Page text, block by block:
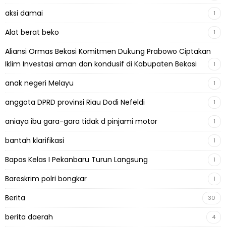
aksi damai 1
Alat berat beko 1
Aliansi Ormas Bekasi Komitmen Dukung Prabowo Ciptakan
Iklim Investasi aman dan kondusif di Kabupaten Bekasi
1
anak negeri Melayu 1
anggota DPRD provinsi Riau Dodi Nefeldi 1
aniaya ibu gara-gara tidak d pinjami motor 1
bantah klarifikasi 1
Bapas Kelas I Pekanbaru Turun Langsung 1
Bareskrim polri bongkar 1
Berita 30
berita daerah 4